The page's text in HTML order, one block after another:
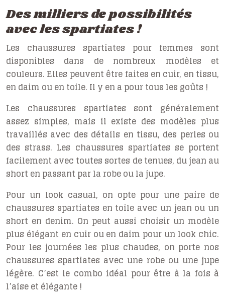
Des milliers de possibilités
avec les spartiates !
Les chaussures spartiates pour femmes sont
disponibles dans de nombreux modèles et
couleurs. Elles peuvent être faites en cuir, en tissu,
en daim ou en toile. Il y en a pour tous les goûts !
Les chaussures spartiates sont généralement
assez simples, mais il existe des modèles plus
travaillés avec des détails en tissu, des perles ou
des strass. Les chaussures spartiates se portent
facilement avec toutes sortes de tenues, du jean au
short en passant par la robe ou la jupe.
Pour un look casual, on opte pour une paire de
chaussures spartiates en toile avec un jean ou un
short en denim. On peut aussi choisir un modèle
plus élégant en cuir ou en daim pour un look chic.
Pour les journées les plus chaudes, on porte nos
chaussures spartiates avec une robe ou une jupe
légère. C’est le combo idéal pour être à la fois à
l’aise et élégante !